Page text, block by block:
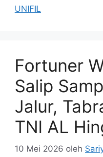
UNIFIL
Fortuner
Salip
Jalur,
TNI AL
10 Mei 2026 oleh